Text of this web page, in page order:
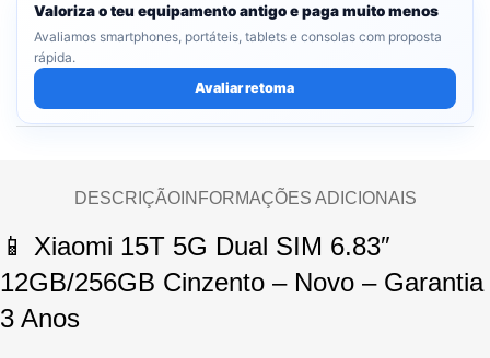
Valoriza o teu equipamento antigo e paga muito menos
Avaliamos smartphones, portáteis, tablets e consolas com proposta
rápida.
Avaliar retoma
DESCRIÇÃOINFORMAÇÕES ADICIONAIS
📱 Xiaomi 15T 5G Dual SIM 6.83″
12GB/256GB Cinzento – Novo – Garantia
3 Anos